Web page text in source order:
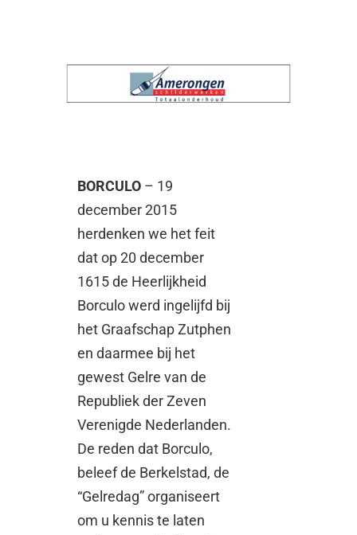
BORCULO – 19
december 2015
herdenken we het feit
dat op 20 december
1615 de Heerlijkheid
Borculo werd ingelijfd bij
het Graafschap Zutphen
en daarmee bij het
gewest Gelre van de
Republiek der Zeven
Verenigde Nederlanden.
De reden dat Borculo,
beleef de Berkelstad, de
“Gelredag” organiseert
om u kennis te laten